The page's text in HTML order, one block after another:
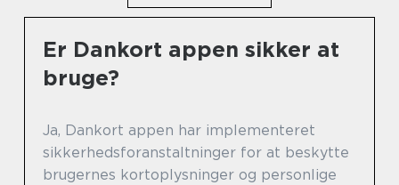
Er Dankort appen sikker at
bruge?
Ja, Dankort appen har implementeret
sikkerhedsforanstaltninger for at beskytte
brugernes kortoplysninger og personlige